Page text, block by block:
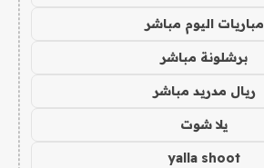
مباريات اليوم مباشر
برشلونة مباشر
ريال مدريد مباشر
يلا شوت
yalla shoot